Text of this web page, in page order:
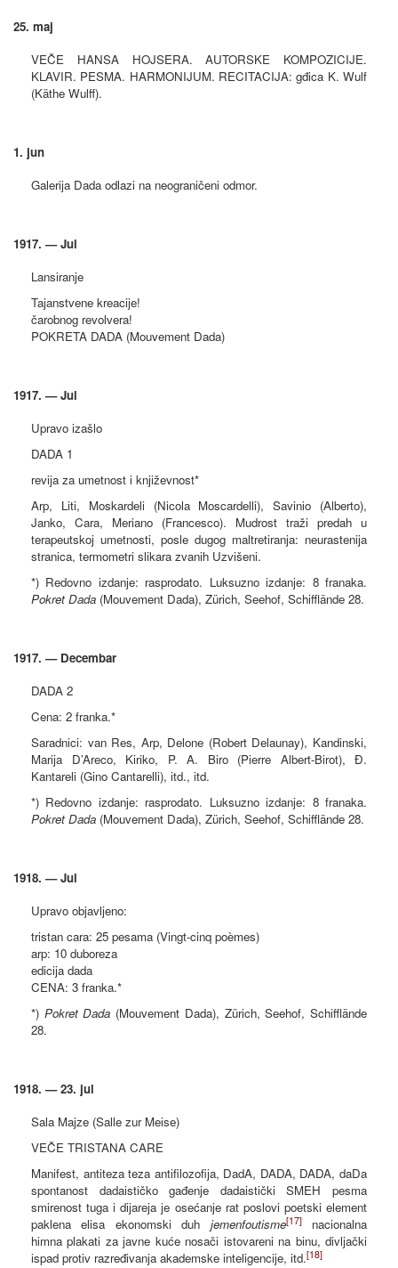
25. maj
VEČE HANSA HOJSERA. AUTORSKE KOMPOZICIJE.
KLAVIR. PESMA. HARMONIJUM. RECITACIJA: gđica K. Wulf
(Käthe Wulff).
1. jun
Galerija Dada odlazi na neograničeni odmor.
1917. — Jul
Lansiranje
Tajanstvene kreacije!
čarobnog revolvera!
POKRETA DADA (Mouvement Dada)
1917. — Jul
Upravo izašlo
DADA 1
revija za umetnost i književnost*
Arp, Liti, Moskardeli (Nicola Moscardelli), Savinio (Alberto),
Janko, Cara, Meriano (Francesco). Mudrost traži predah u
terapeutskoj umetnosti, posle dugog maltretiranja: neurastenija
stranica, termometri slikara zvanih Uzvišeni.
*) Redovno izdanje: rasprodato. Luksuzno izdanje: 8 franaka.
Pokret Dada (Mouvement Dada), Zürich, Seehof, Schifflände 28.
1917. — Decembar
DADA 2
Cena: 2 franka.*
Saradnici: van Res, Arp, Delone (Robert Delaunay), Kandinski,
Marija D’Areco, Kiriko, P. A. Biro (Pierre Albert-Birot), Đ.
Kantareli (Gino Cantarelli), itd., itd.
*) Redovno izdanje: rasprodato. Luksuzno izdanje: 8 franaka.
Pokret Dada (Mouvement Dada), Zürich, Seehof, Schifflände 28.
1918. — Jul
Upravo objavljeno:
tristan cara: 25 pesama (Vingt-cinq poèmes)
arp: 10 duboreza
edicija dada
CENA: 3 franka.*
*) Pokret Dada (Mouvement Dada), Zürich, Seehof, Schifflände
28.
1918. — 23. jul
Sala Majze (Salle zur Meise)
VEČE TRISTANA CARE
Manifest, antiteza teza antifilozofija, DadA, DADA, DADA, daDa
spontanost dadaističko gađenje dadaistički SMEH pesma
smirenost tuga i dijareja je osećanje rat poslovi poetski element
paklena elisa ekonomski duh jemenfoutisme[17]nacionalna
himna plakati za javne kuće nosači istovareni na binu, divljački
ispad protiv razređivanja akademske inteligencije, itd.[18]